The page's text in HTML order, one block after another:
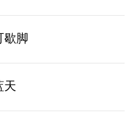
歇脚
天